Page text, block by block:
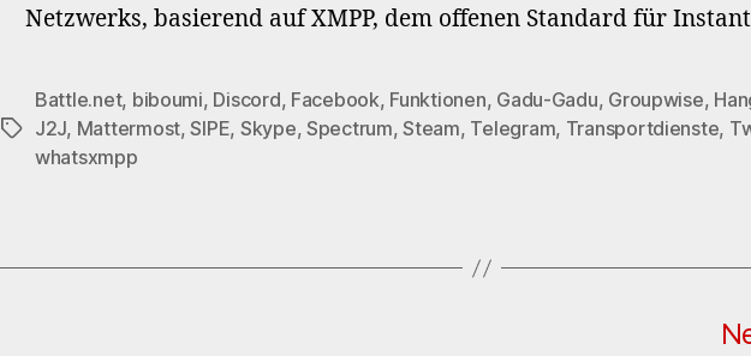
Netzwerks, basierend auf XMPP, dem offenen Standard für
Schlagwörter
Battle.net, biboumi, Discord, Facebook, Funktionen, Gadu-Gadu, Groupwise,
J2J, Mattermost,SIPE, Skype, Spectrum,Steam, Telegram, Transportdienste,
whatsxmpp